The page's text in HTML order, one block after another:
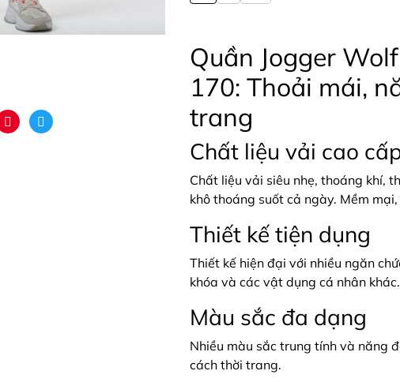
Quần Jogger
170: Thoải mái,
trang
Chất liệu vải cao
Chất liệu vải siêu nhẹ, thoáng khí,
khô thoáng suốt cả ngày. Mềm
Thiết kế tiện dụng
Thiết kế hiện đại với nhiều ngăn
khóa và các vật dụng cá nhân khác.
Màu sắc đa dạng
Nhiều màu sắc trung tính và năng
cách thời trang.